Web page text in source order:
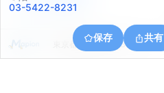
03-5422-8231
保存 共有
東京都港区北青山３丁目４